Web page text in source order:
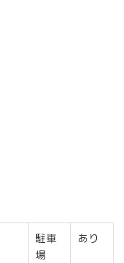
駐車
場
あり